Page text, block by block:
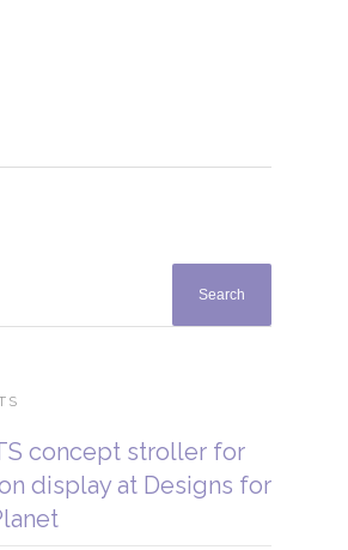
concept stroller for
display at Designs for